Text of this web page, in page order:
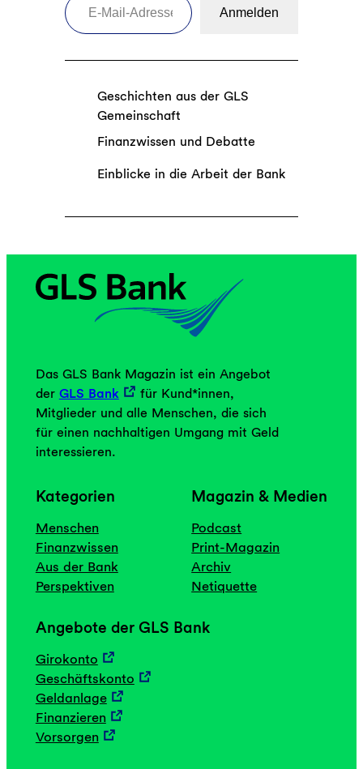
Anmelden
Geschichten aus der GLS
Gemeinschaft
Finanzwissen und Debatte
Einblicke in die Arbeit der Bank
Das GLS Bank Magazin ist ein Angebot
der GLS Bank
für Kund*innen,
Mitglieder und alle Menschen, die sich
für einen nachhaltigen Umgang mit Geld
interessieren.
Kategorien
Menschen
Finanzwissen
Aus der Bank
Perspektiven
Magazin & Medien
Podcast
Print-Magazin
Archiv
Netiquette
Angebote der GLS Bank
Girokonto
Geschäftskonto
Geldanlage
Finanzieren
Vorsorgen